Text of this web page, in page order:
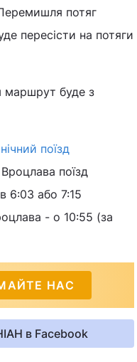
потяг
пересісти на потяги
маршрут буде з
поїзд
поїзд
6:03 або 7:15
- о 10:55 (за
НАС
в Facebook